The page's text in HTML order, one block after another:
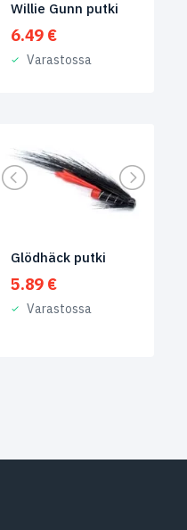
Willie Gunn putki
6.49 €
Varastossa
Glödhäck putki
5.89 €
Varastossa